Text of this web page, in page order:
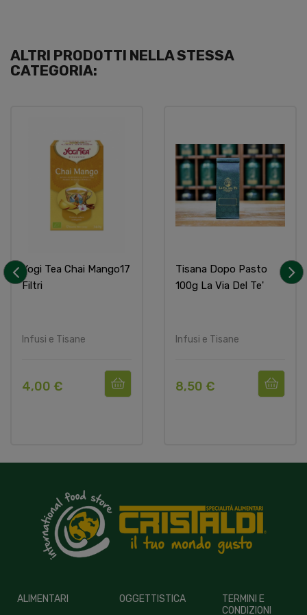
ALTRI PRODOTTI NELLA STESSA
CATEGORIA:
Yogi Tea Chai Mango17
Filtri
Infusi e Tisane
4,00 €
Tisana Dopo Pasto
100g La Via Del Te'
Infusi e Tisane
8,50 €
ALIMENTARI OGGETTISTICA
TERMINI E
CONDIZIONI